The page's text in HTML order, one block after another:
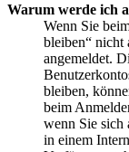
Warum werde ich
Wenn Sie
bleiben“ nicht
angemeldet.
bleiben,
beim
wenn Sie sich
in einem